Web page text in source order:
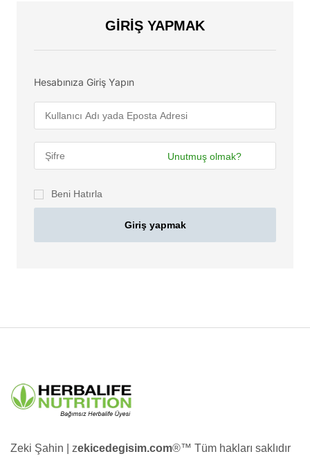
GIRIŞ YAPMAK
Hesabınıza Giriş Yapın
Unutmuş olmak?
Beni Hatırla
Giriş yapmak
Zeki Şahin | zekicedegisim.com®️™️ Tüm hakları saklıdır